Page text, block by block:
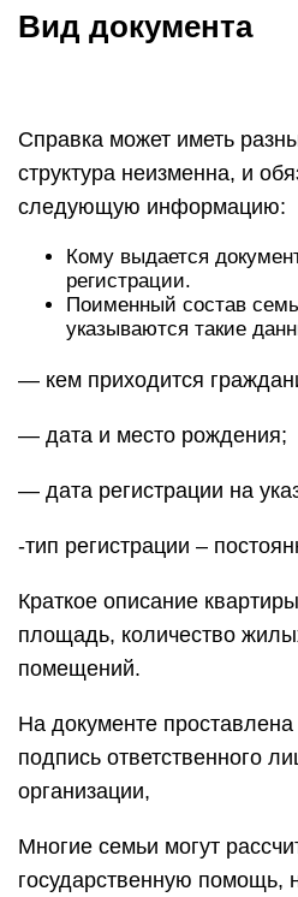
Вид документа
Справка может иметь
структура неизменна, и
следующую информацию:
Кому выдается
регистрации.
Поименный состав
указываются такие
— кем приходится
— дата и место рождения;
— дата регистрации на
-тип регистрации –
Краткое описание
площадь, количество
помещений.
На документе
подпись ответственного
организации,
Многие семьи могут
государственную помощь,